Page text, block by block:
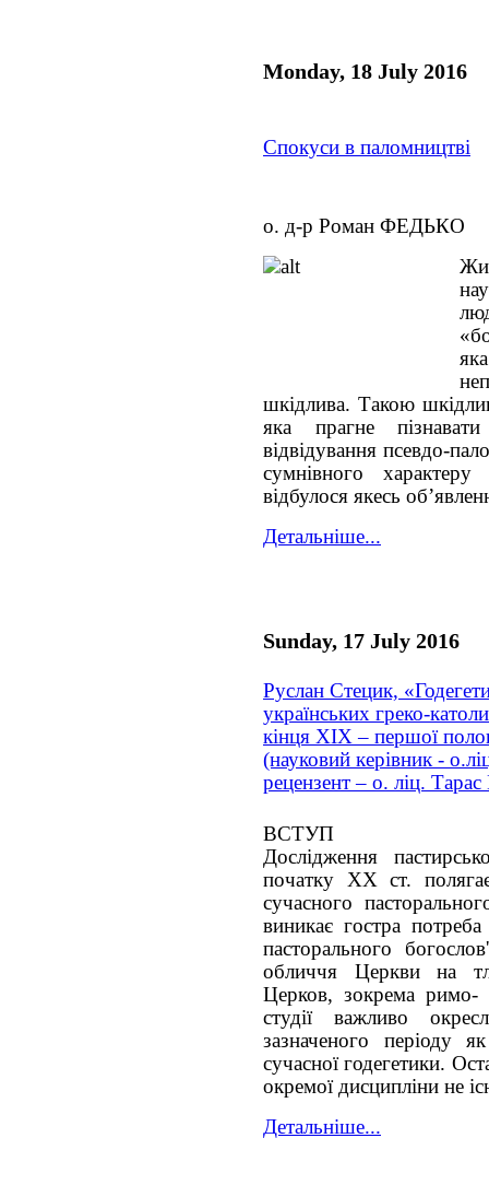
Monday, 18 July 2016
Спокуси в паломництві
о. д-р Роман ФЕДЬКО
шкідлива. Такою
яка прагне
відвідування псевдо-
сумнівного
відбулося якесь
Детальніше...
Sunday, 17 July 2016
Руслан Стецик,
українських греко-
кінця ХІХ – першої
(науковий керівник -
рецензент – о. ліц.
ВСТУП
Дослідження
початку ХХ ст.
сучасного
виникає гостра
пасторального
обличчя Церкви на
Церков, зокрема римо-
студії важливо
зазначеного періоду
сучасної годегетики.
окремої дисципліни не
Детальніше...